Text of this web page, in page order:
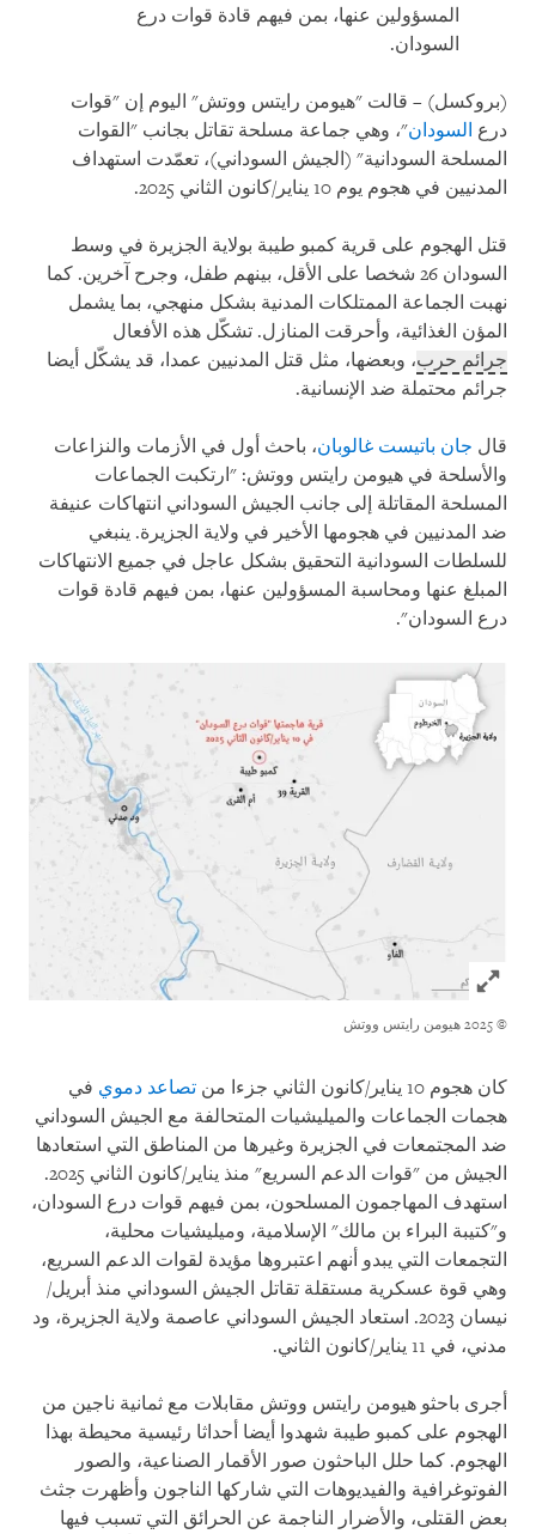
المسؤولين عنها، بمن فيهم قادة قوات درع
السودان.
(بروكسل) – قالت "هيومن رايتس ووتش" اليوم إن "قوات
درع السودان"، وهي جماعة مسلحة تقاتل بجانب "القوات
المسلحة السودانية" (الجيش السوداني)، تعمّدت استهداف
المدنيين في هجوم يوم 10 يناير/كانون الثاني 2025.
قتل الهجوم على قرية كمبو طيبة بولاية الجزيرة في وسط
السودان 26 شخصا على الأقل، بينهم طفل، وجرح آخرين. كما
نهبت الجماعة الممتلكات المدنية بشكل منهجي، بما يشمل
المؤن الغذائية، وأحرقت المنازل. تشكّل هذه الأفعال
جرائم حرب، وبعضها، مثل قتل المدنيين عمدا، قد يشكّل أيضا
جرائم محتملة ضد الإنسانية.
قال جان باتيست غالوبان، باحث أول في الأزمات والنزاعات
والأسلحة في هيومن رايتس ووتش: "ارتكبت الجماعات
المسلحة المقاتلة إلى جانب الجيش السوداني انتهاكات عنيفة
ضد المدنيين في هجومها الأخير في ولاية الجزيرة. ينبغي
للسلطات السودانية التحقيق بشكل عاجل في جميع الانتهاكات
المبلغ عنها ومحاسبة المسؤولين عنها، بمن فيهم قادة قوات
درع السودان".
Click to expand Image
© 2025 هيومن رايتس ووتش
كان هجوم 10 يناير/كانون الثاني جزءا من تصاعد دموي في
هجمات الجماعات والميليشيات المتحالفة مع الجيش السوداني
ضد المجتمعات في الجزيرة وغيرها من المناطق التي استعادها
الجيش من "قوات الدعم السريع" منذ يناير/كانون الثاني 2025.
استهدف المهاجمون المسلحون، بمن فيهم قوات درع السودان،
و"كتيبة البراء بن مالك" الإسلامية، وميليشيات محلية،
التجمعات التي يبدو أنهم اعتبروها مؤيدة لقوات الدعم السريع،
وهي قوة عسكرية مستقلة تقاتل الجيش السوداني منذ أبريل/
نيسان 2023. استعاد الجيش السوداني عاصمة ولاية الجزيرة، ود
مدني، في 11 يناير/كانون الثاني.
أجرى باحثو هيومن رايتس ووتش مقابلات مع ثمانية ناجين من
الهجوم على كمبو طيبة شهدوا أيضا أحداثا رئيسية محيطة بهذا
الهجوم. كما حلل الباحثون صور الأقمار الصناعية، والصور
الفوتوغرافية والفيديوهات التي شاركها الناجون وأظهرت جثث
بعض القتلى، والأضرار الناجمة عن الحرائق التي تسبب فيها